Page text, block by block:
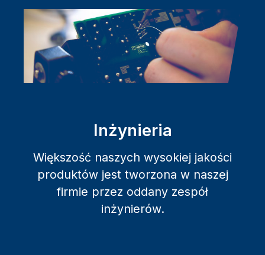
Inżynieria
Większość naszych wysokiej jakości
produktów jest tworzona w naszej
firmie przez oddany zespół
inżynierów.